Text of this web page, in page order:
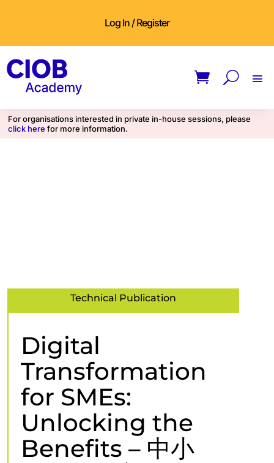
Log In / Register
For organisations interested in private in-house sessions, please
click here for more information.
Technical Publication
Digital
Transformation
for SMEs:
Unlocking the
Benefits – 中小